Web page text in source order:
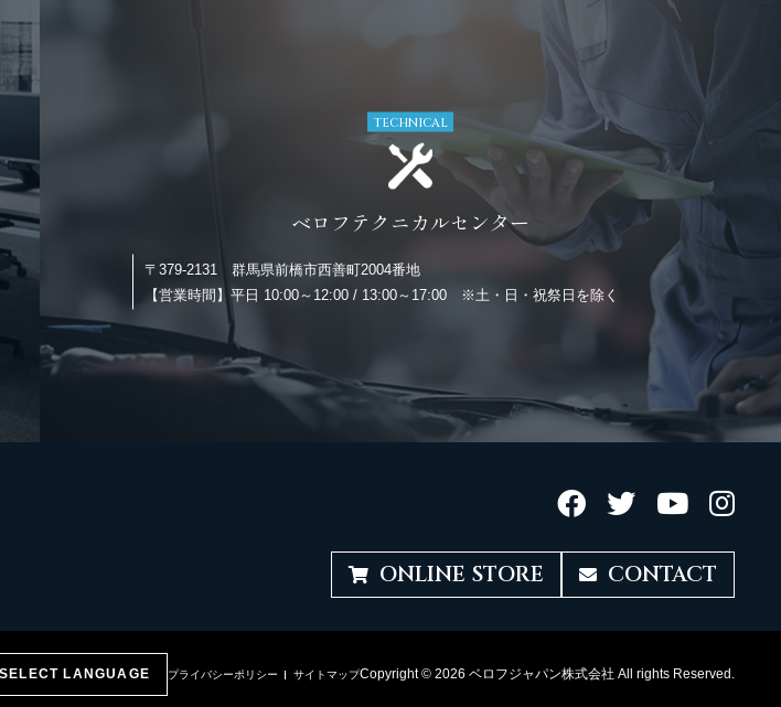
TECHNICAL
ベロフテクニカルセンター
〒379-2131 群馬県前橋市西善町2004番地
【営業時間】 平日 10:00～12:00 / 13:00～17:00 ※土・日・祝祭日を除く
ONLINE STORE CONTACT
SELECT LANGUAGE プライバシーポリシー サイトマップCopyright © 2026 ベロフジャパン株式会社 All rights Reserved.